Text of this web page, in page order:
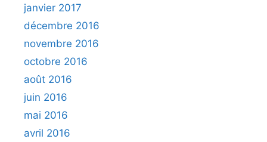
janvier 2017
décembre 2016
novembre 2016
octobre 2016
août 2016
juin 2016
mai 2016
avril 2016